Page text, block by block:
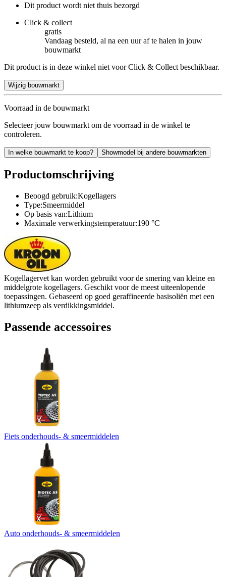
Dit product wordt niet thuis bezorgd
Click & collect
gratis
Vandaag besteld, al na een uur af te halen in jouw
bouwmarkt
Dit product is in deze winkel niet voor Click & Collect beschikbaar.
Wijzig bouwmarkt
Voorraad in de bouwmarkt
Selecteer jouw bouwmarkt om de voorraad in de winkel te
controleren.
In welke bouwmarkt te koop? Showmodel bij andere bouwmarkten
Productomschrijving
Beoogd gebruik:Kogellagers
Type:Smeermiddel
Op basis van:Lithium
Maximale verwerkingstemperatuur:190 °C
Kogellagervet kan worden gebruikt voor de smering van kleine en
middelgrote kogellagers. Geschikt voor de meest uiteenlopende
toepassingen. Gebaseerd op goed geraffineerde basisoliën met een
lithiumzeep als verdikkingsmiddel.
Passende accessoires
Fiets onderhouds- & smeermiddelen
Auto onderhouds- & smeermiddelen